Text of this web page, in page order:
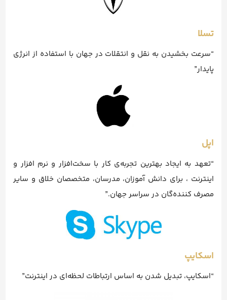
تسلا
“سرعت بخشیدن به نقل و انتقلات در جهان با استفاده از انرژی
پایدار”
اپل
“تعهد به ایجاد بهترین تجربه‌ی کار با سخت‌افزار و نرم افزار و
اینترنت ، برای دانش آموزان، مدرسان، متخصصان خلاق و سایر
مصرف کننده‌گان در سراسر جهان.”
اسکایپ
“اسکایپ، تبدیل شدن به اساس ارتباطات لحظه‌ای در اینترنت”